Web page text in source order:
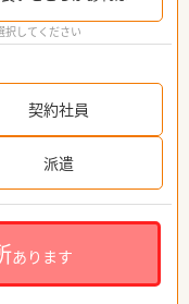
択してください
契約社員
派遣
あります